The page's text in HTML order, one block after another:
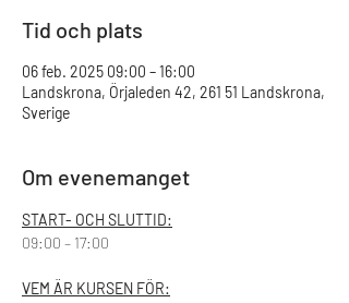
Tid och plats
06 feb. 2025 09:00 – 16:00
Landskrona, Örjaleden 42, 261 51 Landskrona,
Sverige
Om evenemanget
START- OCH SLUTTID:
09:00 – 17:00
VEM ÄR KURSEN FÖR: